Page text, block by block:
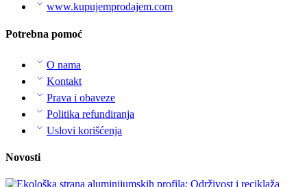
www.kupujemprodajem.com
Potrebna pomoć
O nama
Kontakt
Prava i obaveze
Politika refundiranja
Uslovi korišćenja
Novosti